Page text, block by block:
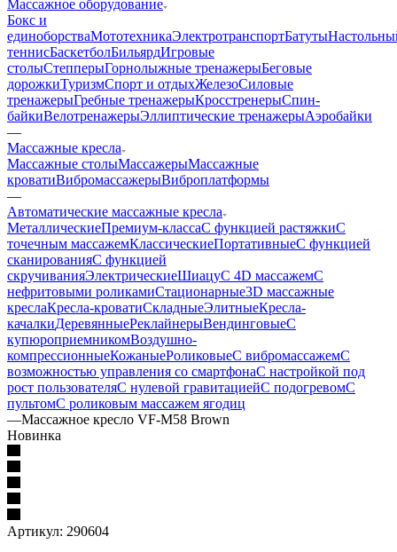
Массажное оборудование
Бокс и
единоборстваМототехникаЭлектротранспортБатуты
теннисБаскетболБильярдИгровые
столыСтепперыГорнолыжные тренажерыБеговые
дорожкиТуризмСпорт и отдыхЖелезоСиловые
тренажерыГребные тренажерыКросстренерыСпин-
байкиВелотренажерыЭллиптические тренажерыАэробайки
—
Массажные кресла
Массажные столыМассажерыМассажные
кроватиВибромассажерыВиброплатформы
—
Автоматические массажные кресла
МеталлическиеПремиум-классаС функцией растяжкиС
точечным массажемКлассическиеПортативныеС функцией
сканированияС функцией
скручиванияЭлектрическиеШиацуС 4D массажемС
нефритовыми роликамиСтационарные3D массажные
креслаКресла-кроватиСкладныеЭлитныеКресла-
качалкиДеревянныеРеклайнерыВендинговыеС
купюроприемникомВоздушно-
компрессионныеКожаныеРоликовыеС вибромассажемС
возможностью управления со смартфонаС настройкой под
рост пользователяС нулевой гравитациейС подогревомС
пультомС роликовым массажем ягодиц
—Массажное кресло VF-M58 Brown
Новинка
Артикул: 290604